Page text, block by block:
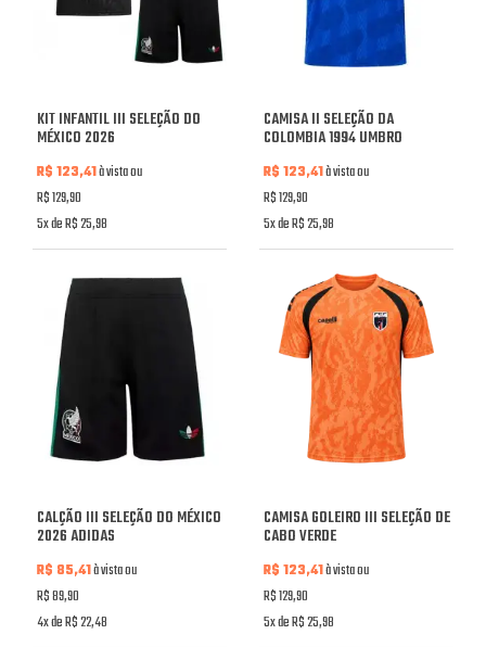
KIT INFANTIL III SELEÇÃO DO
MÉXICO 2026
R$ 123,41à vista ou
R$ 129,90
5x de R$ 25,98
CAMISA II SELEÇÃO DA
COLOMBIA 1994 UMBRO
R$ 123,41à vista ou
R$ 129,90
5x de R$ 25,98
CALÇÃO III SELEÇÃO DO MÉXICO
2026 ADIDAS
R$ 85,41à vista ou
R$ 89,90
4x de R$ 22,48
CAMISA GOLEIRO III SELEÇÃO DE
CABO VERDE
R$ 123,41à vista ou
R$ 129,90
5x de R$ 25,98